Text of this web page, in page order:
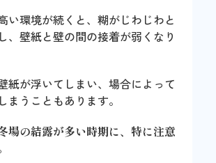
い環境が続くと、糊がじわじわと
、壁紙と壁の間の接着が弱くなり
紙が浮いてしまい、場合によって
まうこともあります。
場の結露が多い時期に、特に注意